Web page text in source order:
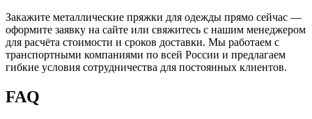
Закажите металлические пряжки для одежды прямо сейчас —
оформите заявку на сайте или свяжитесь с нашим менеджером
для расчёта стоимости и сроков доставки. Мы работаем с
транспортными компаниями по всей России и предлагаем
гибкие условия сотрудничества для постоянных клиентов.
FAQ